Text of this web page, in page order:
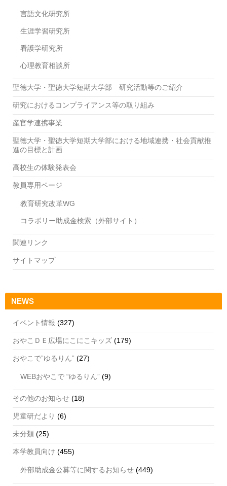
言語文化研究所
生涯学習研究所
看護学研究所
心理教育相談所
聖徳大学・聖徳大学短期大学部 研究活動等のご紹介
研究におけるコンプライアンス等の取り組み
産官学連携事業
聖徳大学・聖徳大学短期大学部における地域連携・社会貢献推
進の目標と計画
高校生の体験発表会
教員専用ページ
教育研究改革WG
コラボリー助成金検索（外部サイト）
関連リンク
サイトマップ
NEWS
イベント情報 (327)
おやこＤＥ広場にこにこキッズ (179)
おやこで”ゆるりん” (27)
WEBおやこで “ゆるりん” (9)
その他のお知らせ (18)
児童研だより (6)
未分類 (25)
本学教員向け (455)
外部助成金公募等に関するお知らせ (449)